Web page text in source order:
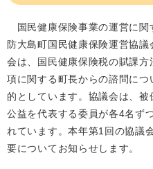
国民健康保険事業の運営に関
防大島町国民健康保険運営協
会は、国民健康保険税の賦課
項に関する町長からの諮問に
的としています。協議会は、
公益を代表する委員が各4名ず
れています。本年第1回の協議
要についてお知らせします。